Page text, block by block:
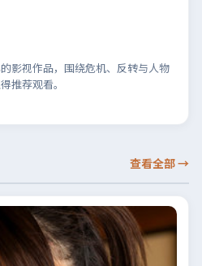
影视作品，围绕危机、反转与人物
推荐观看。
查看全部→